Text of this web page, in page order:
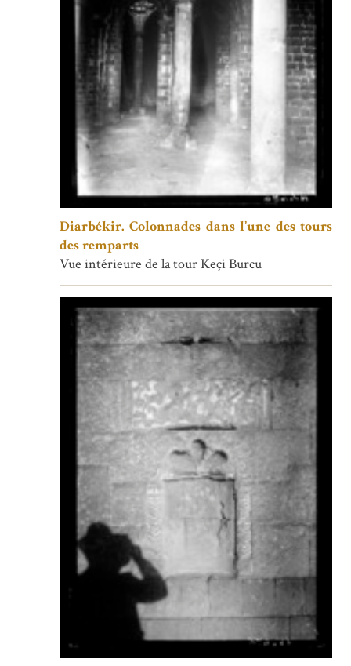
Diarbékir. Colonnades dans l’une des tours
des remparts
Vue intérieure de la tour Keçi Burcu